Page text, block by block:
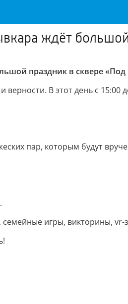
ждёт
праздник в сквере «Под
верности. В этот день с
пар, которым будут
семейные игры, викторины,